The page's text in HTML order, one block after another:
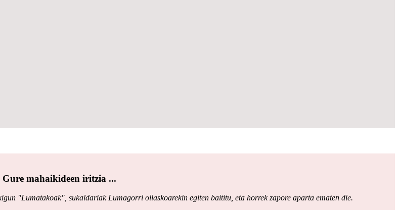
Gure mahaikideen iritzia ...
"Lumatakoak", sukaldariak Lumagorri oilaskoarekin egiten baititu, eta horrek zapore aparta ematen die.